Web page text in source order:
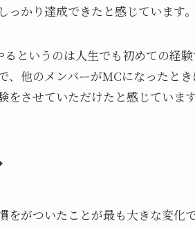
っかり達成できたと感じています。
るというのは人生でも初めての経
、他のメンバーがMCになったと
をさせていただけたと感じています
をがついたことが最も大きな変化で